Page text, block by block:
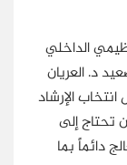
الداخلي
د. العريان
الإرشاد
تحتاج إلى
دائماً بما